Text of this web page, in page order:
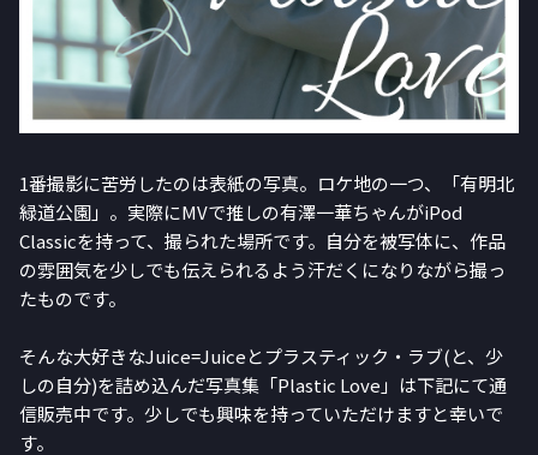
1番撮影に苦労したのは表紙の写真。ロケ地の一つ、「有明北
緑道公園」。実際にMVで推しの有澤一華ちゃんがiPod
Classicを持って、撮られた場所です。自分を被写体に、作品
の雰囲気を少しでも伝えられるよう汗だくになりながら撮っ
たものです。
そんな大好きなJuice=Juiceとプラスティック・ラブ(と、少
しの自分)を詰め込んだ写真集「Plastic Love」は下記にて通
信販売中です。少しでも興味を持っていただけますと幸いで
す。